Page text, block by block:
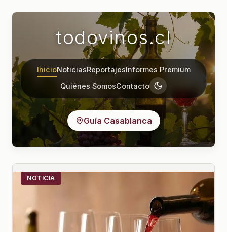
todovinos.cl
InicioNoticiasReportajesInformes Premium
Quiénes SomosContacto
Guía Casablanca
NOTICIA